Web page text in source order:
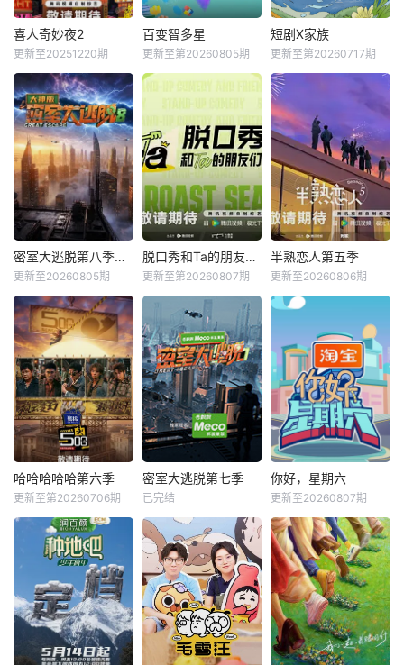
喜人奇妙夜2
更新至20251220期
百变智多星
更新至第20260805期
短剧X家族
更新至第20260717期
密室大逃脱第八季大神版
更新至20260805期
脱口秀和Ta的朋友们第三季
更新至第20260807期
半熟恋人第五季
更新至20260806期
哈哈哈哈哈第六季
更新至第20260706期
密室大逃脱第七季
已完结
你好，星期六
更新至20260807期